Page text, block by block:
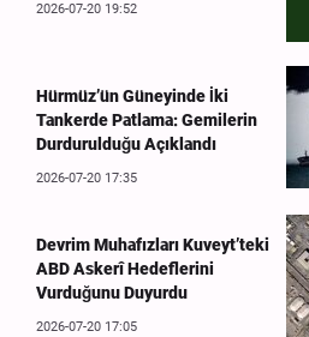
2026-07-20 19:52
Hürmüz’ün Güneyinde İki
Tankerde Patlama: Gemilerin
Durdurulduğu Açıklandı
2026-07-20 17:35
Devrim Muhafızları Kuveyt’teki
ABD Askerî Hedeflerini
Vurduğunu Duyurdu
2026-07-20 17:05